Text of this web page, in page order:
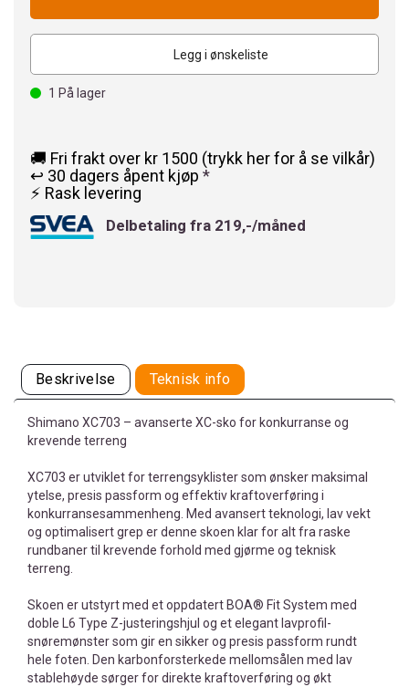
Legg i ønskeliste
1 På lager
🚚 Fri frakt over kr 1500 (trykk her for å se vilkår)
↩️ 30 dagers åpent kjøp *
⚡ Rask levering
Delbetaling fra 219,-/måned
Beskrivelse Teknisk info
Shimano XC703 – avanserte XC-sko for konkurranse og
krevende terreng
XC703 er utviklet for terrengsyklister som ønsker maksimal
ytelse, presis passform og effektiv kraftoverføring i
konkurransesammenheng. Med avansert teknologi, lav vekt
og optimalisert grep er denne skoen klar for alt fra raske
rundbaner til krevende forhold med gjørme og teknisk
terreng.
Skoen er utstyrt med et oppdatert BOA® Fit System med
doble L6 Type Z-justeringshjul og et elegant lavprofil-
snøremønster som gir en sikker og presis passform rundt
hele foten. Den karbonforsterkede mellomsålen med lav
stablehøyde sørger for direkte kraftoverføring og økt